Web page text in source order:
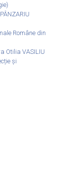
Române din
Otilia VASILIU
și